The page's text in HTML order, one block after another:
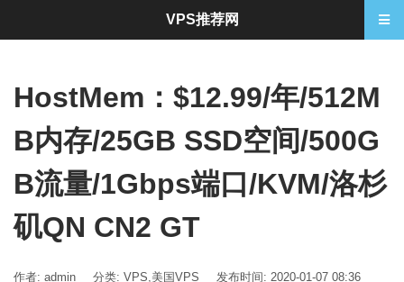
HostMem：$12.99/年/512M
B内存/25GB SSD空间/500G
B流量/1Gbps端口/KVM/洛杉
矶QN CN2 GT
作者: admin 分类: VPS,美国VPS 发布时间: 2020-01-07 08:36
VPS推荐网